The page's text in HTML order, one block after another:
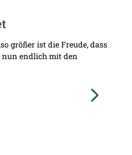
größer ist die Freude, dass
endlich mit den